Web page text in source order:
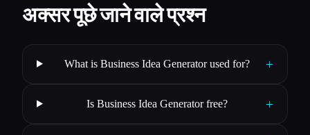
अक्सर पूछे जाने वाले प्रश्न
What is Business Idea Generator used for? +
Is Business Idea Generator free? +